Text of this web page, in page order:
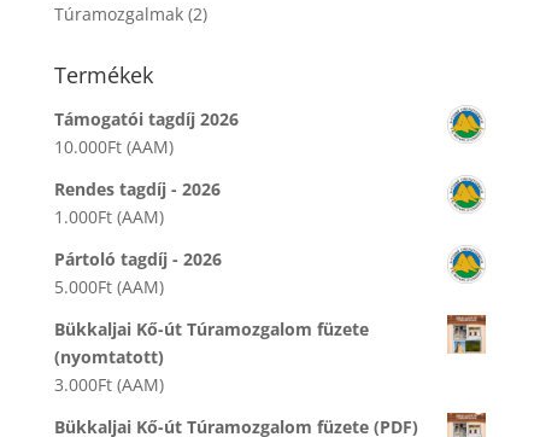
Túramozgalmak (2)
Termékek
Támogatói tagdíj 2026
10.000Ft (AAM)
Rendes tagdíj - 2026
1.000Ft (AAM)
Pártoló tagdíj - 2026
5.000Ft (AAM)
Bükkaljai Kő-út Túramozgalom füzete
(nyomtatott)
3.000Ft (AAM)
Bükkaljai Kő-út Túramozgalom füzete (PDF)